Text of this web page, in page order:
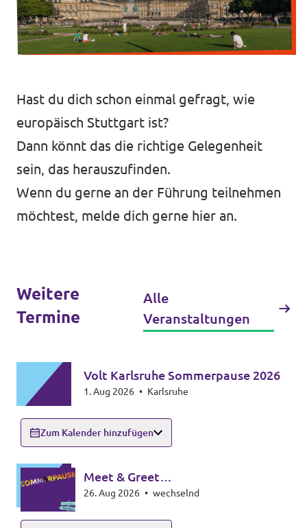
Unsere Teams in BW
Transparenz
Datenschutz
Impressum
Hast du dich schon einmal gefragt, wie
europäisch Stuttgart ist?
Dann könnt das die richtige Gelegenheit
sein, das herauszufinden.
Wenn du gerne an der Führung teilnehmen
möchtest, melde dich gerne hier an.
Weitere
Termine
Alle
Veranstaltungen
Volt Karlsruhe Sommerpause 2026
1. Aug 2026 • Karlsruhe
Zum Kalender hinzufügen
Meet & Greet
Zollernalbkreis/Sigmaringen
26. Aug 2026 • wechselnd